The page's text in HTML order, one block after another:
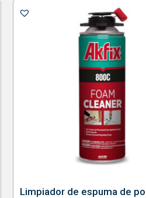
Limpiador de espuma de